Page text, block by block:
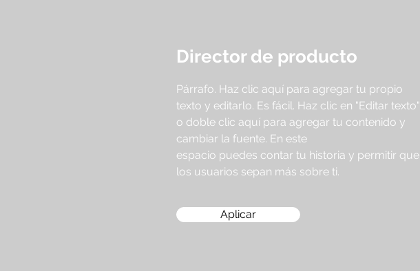
Director de producto
Párrafo. Haz clic aquí para agregar tu propio
texto y editarlo. Es fácil. Haz clic en "Editar texto"
o doble clic aquí para agregar tu contenido y
cambiar la fuente. En este
espacio puedes contar tu historia y permitir que
los usuarios sepan más sobre ti.
Aplicar